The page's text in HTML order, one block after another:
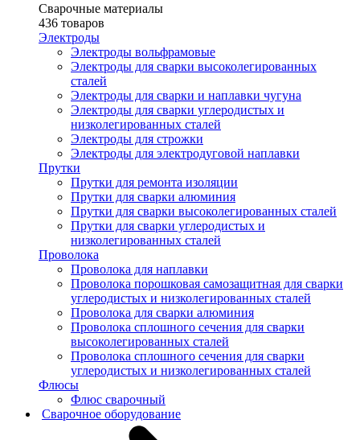
Сварочные материалы
436 товаров
Электроды
Электроды вольфрамовые
Электроды для сварки высоколегированных
сталей
Электроды для сварки и наплавки чугуна
Электроды для сварки углеродистых и
низколегированных сталей
Электроды для строжки
Электроды для электродуговой наплавки
Прутки
Прутки для ремонта изоляции
Прутки для сварки алюминия
Прутки для сварки высоколегированных сталей
Прутки для сварки углеродистых и
низколегированных сталей
Проволока
Проволока для наплавки
Проволока порошковая самозащитная для сварки
углеродистых и низколегированных сталей
Проволока для сварки алюминия
Проволока сплошного сечения для сварки
высоколегированных сталей
Проволока сплошного сечения для сварки
углеродистых и низколегированных сталей
Флюсы
Флюс сварочный
Сварочное оборудование